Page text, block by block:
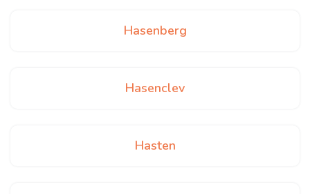
Hasenberg
Hasenclev
Hasten